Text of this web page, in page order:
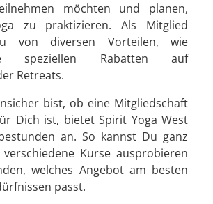
möchten und planen,
zu praktizieren. Als Mitglied
von diversen Vorteilen, wie
speziellen Rabatten auf
Retreats.
bist, ob eine Mitgliedschaft
Dich ist, bietet Spirit Yoga West
an. So kannst Du ganz
Kurse ausprobieren
welches Angebot am besten
passt.